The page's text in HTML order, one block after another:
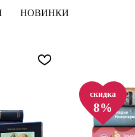
НОВИНКИ
скидка
8%